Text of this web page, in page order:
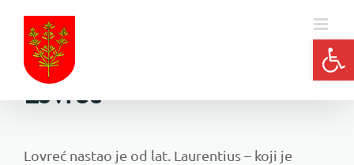
contentOpći podaci o Općini
Lovreć
Lovreć nastao je od lat. Laurentius – koji je